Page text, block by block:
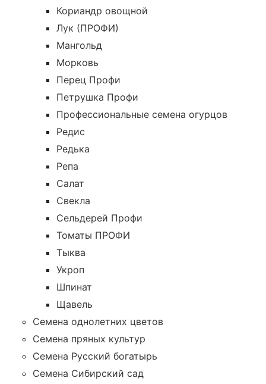
Кориандр овощной
Лук (ПРОФИ)
Мангольд
Морковь
Перец Профи
Петрушка Профи
Профессиональные семена огурцов
Редис
Редька
Репа
Салат
Свекла
Сельдерей Профи
Томаты ПРОФИ
Тыква
Укроп
Шпинат
Щавель
Семена однолетних цветов
Семена пряных культур
Семена Русский богатырь
Семена Сибирский сад